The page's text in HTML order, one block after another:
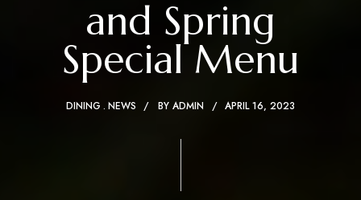
and Spring
Special Menu
DINING NEWS BY ADMIN APRIL 16, 2023